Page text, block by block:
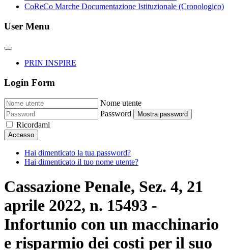
CoReCo Marche Documentazione Istituzionale (Cronologico)
User Menu
PRIN INSPIRE
Login Form
Nome utente
Password
Mostra password
Ricordami
Accesso
Hai dimenticato la tua password?
Hai dimenticato il tuo nome utente?
Cassazione Penale, Sez. 4, 21
aprile 2022, n. 15493 -
Infortunio con un macchinario
e risparmio dei costi per il suo